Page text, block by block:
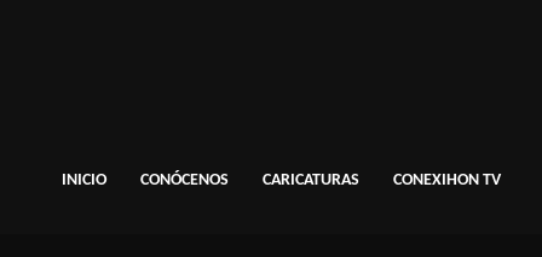
INICIO CONÓCENOS CARICATURAS CONEXIHON TV